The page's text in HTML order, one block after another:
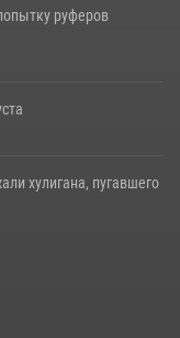
руферов
хулигана, пугавшего